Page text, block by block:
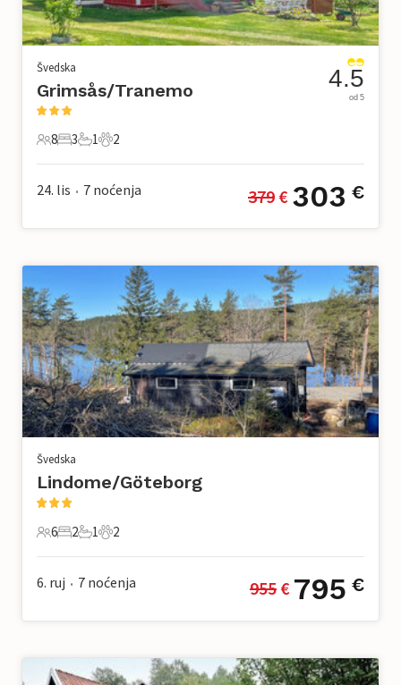
Švedska
Grimsås/Tranemo
8 Gosti
8
3 Spavaće sobe
3
1 Kupaonica
1
2 Kućni ljubimac
2
4.5
od 5
24. lis • 7 noćenja 379 € 303 €
Švedska
Lindome/Göteborg
6 Gosti
6
2 Spavaće sobe
2
1 Kupaonica
1
2 Kućni ljubimac
2
6. ruj • 7 noćenja 955 € 795 €